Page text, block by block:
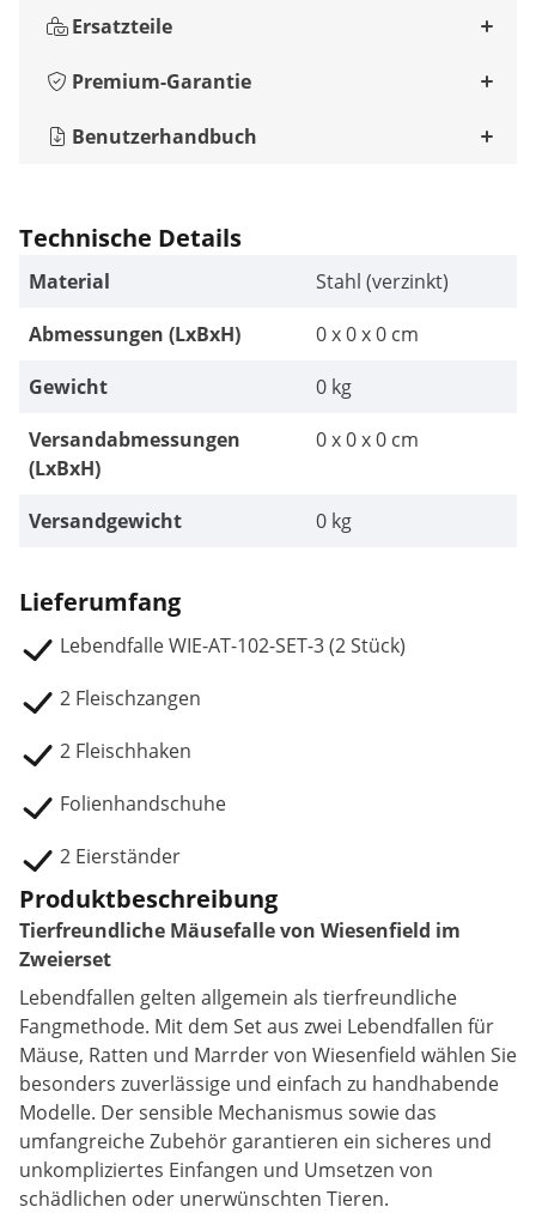
Ersatzteile
Premium-Garantie
Benutzerhandbuch
Technische Details
Material
Stahl (verzinkt)
Abmessungen (LxBxH)
0 x 0 x 0 cm
Gewicht
0 kg
Versandabmessungen
(LxBxH)
0 x 0 x 0 cm
Versandgewicht 0 kg
Lieferumfang
Lebendfalle WIE-AT-102-SET-3 (2 Stück)
2 Fleischzangen
2 Fleischhaken
Folienhandschuhe
2 Eierständer
Produktbeschreibung
Tierfreundliche Mäusefalle von Wiesenfield im
Zweierset
Lebendfallen gelten allgemein als tierfreundliche
Fangmethode. Mit dem Set aus zwei Lebendfallen für
Mäuse, Ratten und Marrder von Wiesenfield wählen Sie
besonders zuverlässige und einfach zu handhabende
Modelle. Der sensible Mechanismus sowie das
umfangreiche Zubehör garantieren ein sicheres und
unkompliziertes Einfangen und Umsetzen von
schädlichen oder unerwünschten Tieren.